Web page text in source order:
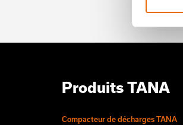
Produits TANA
Compacteur de décharges TANA